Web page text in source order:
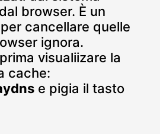
browser. È un
cancellare quelle
ignora.
visualiizare la
cache:
e pigia il tasto